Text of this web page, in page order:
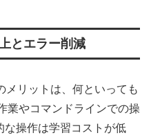
とエラー削減
メリットは、何といっても
業やコマンドラインでの操
な操作は学習コストが低